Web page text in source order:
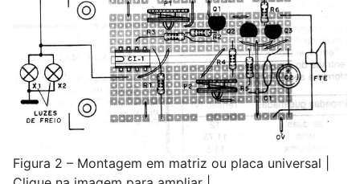
Figura 2 – Montagem em matriz ou placa universal |